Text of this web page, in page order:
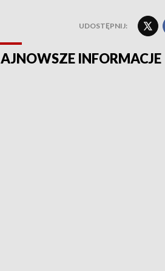
UDOSTĘPNIJ:
INFORMACJE